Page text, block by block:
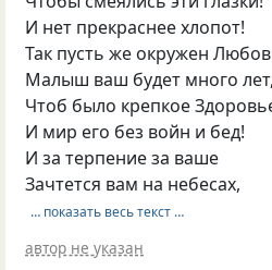
И нет прекраснее хлопот!
Так пусть же окружен
Малыш ваш будет много лет,
Чтоб было крепкое
И мир его без войн и бед!
И за терпение за ваше
Зачтется вам на небесах,
… показать весь текст …
автор не указан